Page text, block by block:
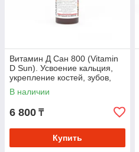
Витамин Д Сан 800 (Vitamin
D Sun). Усвоение кальция,
укрепление костей, зубов,
поддержка иммунной,
нервной систем
В наличии
6 800 ₸
Купить